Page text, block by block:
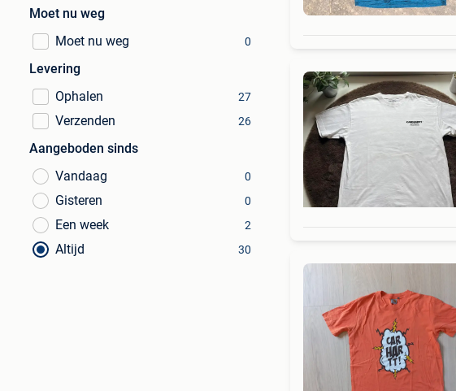
Moet nu weg
Moet nu weg
0
Levering
Ophalen
27
Verzenden 26
Aangeboden sinds
Vandaag
0
Gisteren 0
Een week 2
Altijd 30